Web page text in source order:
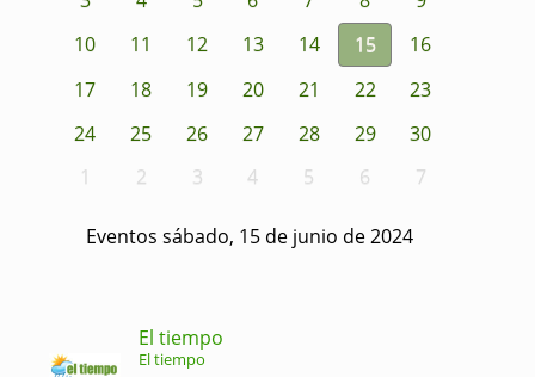
10
11 12 13 14 15
16
17
18 19 20 21 22
23
24
25 26 27 28 29
30
1
2 3 4 5 6 7
Eventos sábado, 15 de junio de 2024
El tiempo
El tiempo